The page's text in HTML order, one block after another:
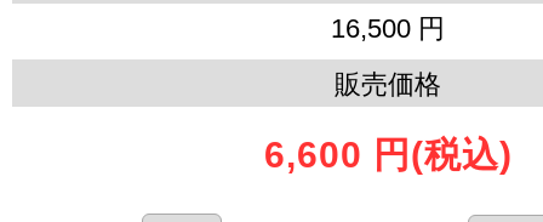
16,500 円
販売価格
6,600 円 (税込)